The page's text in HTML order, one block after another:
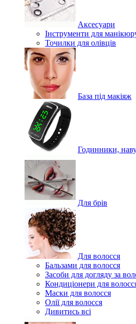
Аксесуари
Інструменти для
Точилки для олівців
База під макіяж
Годинники,
Для брів
Для волосся
Бальзами для волосся
Засоби для догляду за
Кондиціонери для
Маски для волосся
Олії для волосся
Дивитись всі